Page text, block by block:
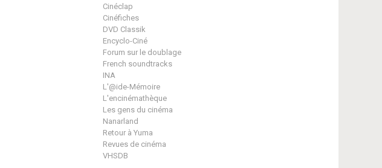
Cinéclap
Cinéfiches
DVD Classik
Encyclo-Ciné
Forum sur le doublage
French soundtracks
INA
L'@ide-Mémoire
L'encinémathèque
Les gens du cinéma
Nanarland
Retour à Yuma
Revues de cinéma
VHSDB